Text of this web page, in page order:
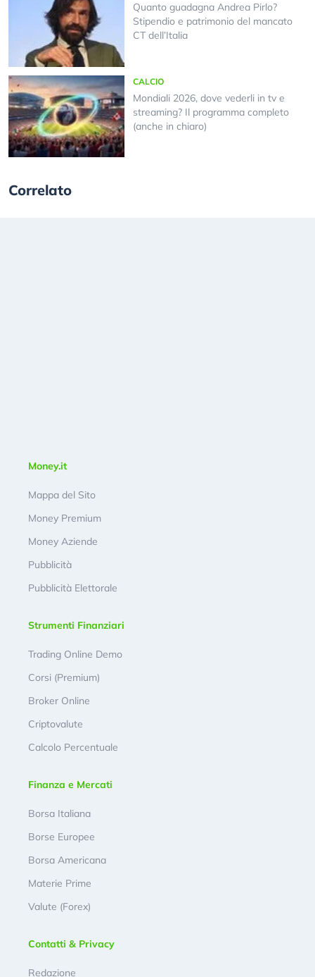
Quanto guadagna Andrea Pirlo?
Stipendio e patrimonio del mancato
CT dell’Italia
CALCIO
Mondiali 2026, dove vederli in tv e
streaming? Il programma completo
(anche in chiaro)
Correlato
Money.it
Mappa del Sito
Money Premium
Money Aziende
Pubblicità
Pubblicità Elettorale
Strumenti Finanziari
Trading Online Demo
Corsi (Premium)
Broker Online
Criptovalute
Calcolo Percentuale
Finanza e Mercati
Borsa Italiana
Borse Europee
Borsa Americana
Materie Prime
Valute (Forex)
Contatti & Privacy
Redazione